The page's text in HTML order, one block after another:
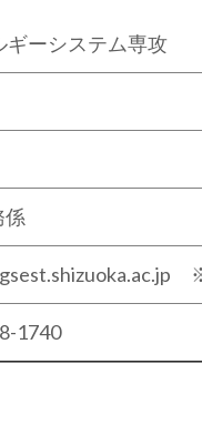
ギーシステム専攻
係
1740